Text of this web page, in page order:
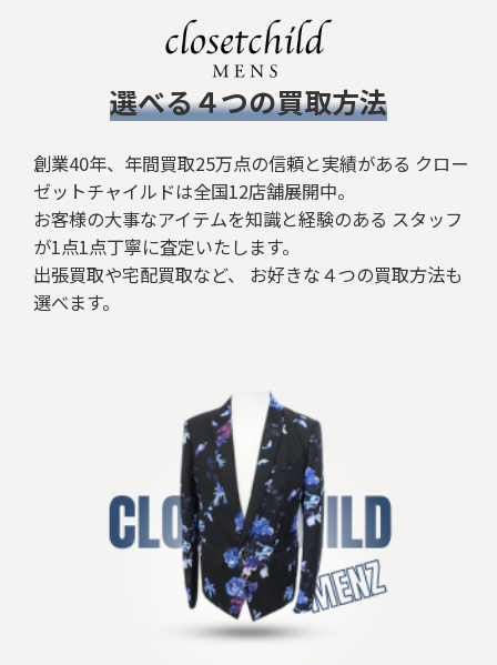
​選べる４つの買取方法
創業40年、年間買取25万点の信頼と実績がある クロー
ゼットチャイルドは全国12店舗展開中。
お客様の大事なアイテムを知識と経験のある スタッフ
が1点1点丁寧に査定いたします。
出張買取や宅配買取など、 お好きな４つの買取方法も
選べます。